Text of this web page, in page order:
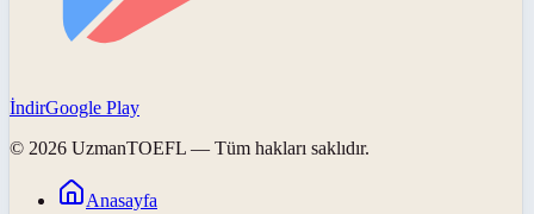
İndirGoogle Play
© 2026 UzmanTOEFL — Tüm hakları saklıdır.
Anasayfa